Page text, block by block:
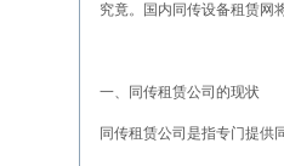
究竟。国内同传设备租赁网
一、同传租赁公司的现状
同传租赁公司是指专门提供